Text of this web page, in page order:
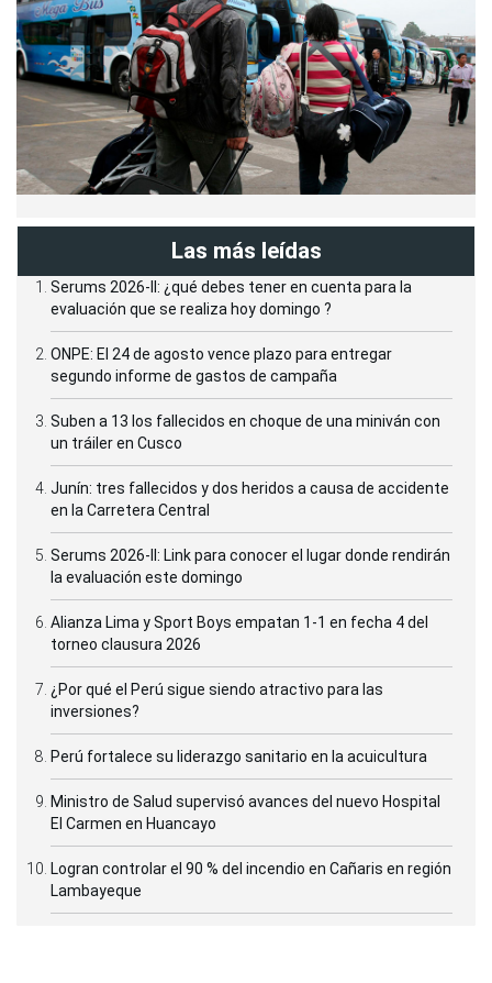
Las más leídas
Serums 2026-II: ¿qué debes tener en cuenta para la
evaluación que se realiza hoy domingo ?
ONPE: El 24 de agosto vence plazo para entregar
segundo informe de gastos de campaña
Suben a 13 los fallecidos en choque de una miniván con
un tráiler en Cusco
Junín: tres fallecidos y dos heridos a causa de accidente
en la Carretera Central
Serums 2026-II: Link para conocer el lugar donde rendirán
la evaluación este domingo
Alianza Lima y Sport Boys empatan 1-1 en fecha 4 del
torneo clausura 2026
¿Por qué el Perú sigue siendo atractivo para las
inversiones?
Perú fortalece su liderazgo sanitario en la acuicultura
Ministro de Salud supervisó avances del nuevo Hospital
El Carmen en Huancayo
Logran controlar el 90 % del incendio en Cañaris en región
Lambayeque